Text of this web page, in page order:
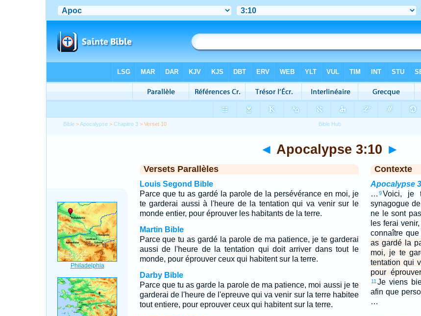
Bible >Apocalypse >Chapitre 3 > Verset 10
◄ Apocalypse 3:10 ►
Versets Parallèles
Louis Segond Bible
Parce que tu as gardé la parole de la persévérance en moi, je
te garderai aussi à l'heure de la tentation qui va venir sur le
monde entier, pour éprouver les habitants de la terre.
Martin Bible
Parce que tu as gardé la parole de ma patience, je te garderai
aussi de l'heure de la tentation qui doit arriver dans tout le
monde, pour éprouver ceux qui habitent sur la terre.
Darby Bible
Parce que tu as garde la parole de ma patience, moi aussi je te
garderai de l'heure de l'epreuve qui va venir sur la terre habitee
tout entiere, pour eprouver ceux qui habitent sur la terre.
Contexte
Apocalypse 3
… 9Voici, je
synagogue
ne le sont
les ferai
connaître
as gardé la
moi, je te
tentation qui
pour
11 Je viens
afin que
…